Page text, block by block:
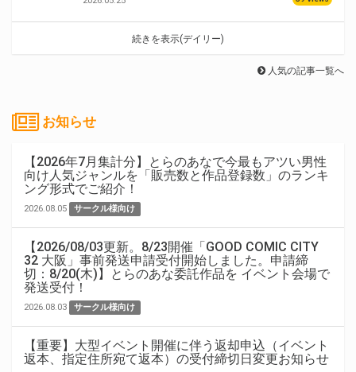
続きを表示(デイリー)
人気の記事一覧へ
お知らせ
【2026年7月集計分】とらのあなで今最もアツい男性
向け人気ジャンルを「販売数と作品登録数」のランキ
ング形式でご紹介！
2026.08.05 サークル様向け
【2026/08/03更新。8/23開催「GOOD COMIC CITY
32 大阪」事前発送申請受付開始しました。申請締
切：8/20(木)】とらのあな委託作品を イベント会場で
発送受付！
2026.08.03 サークル様向け
【重要】大型イベント開催に伴う返却申込（イベント
返本、指定住所宛て返本）の受付締切日変更お知らせ